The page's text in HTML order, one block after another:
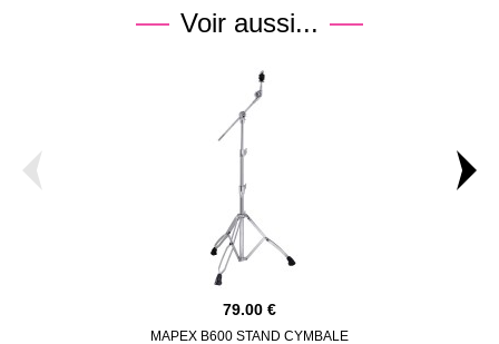
Voir aussi...
79.00
MAPEX B600 STAND CYMBALE